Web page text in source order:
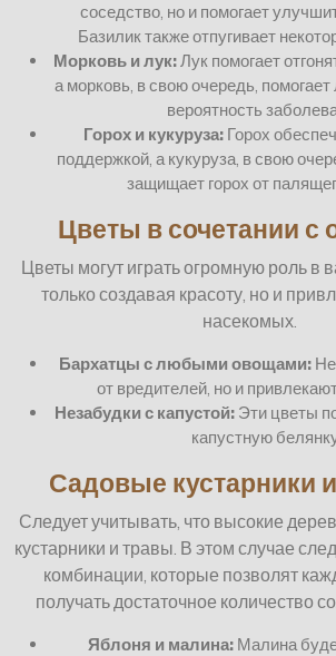
соседство, но и помогает
Базилик также отпугивает
Морковь и лук:Лук помогает
а морковь, в свою очередь,
вероятность
Горох и кукуруза:Горох
поддержкой, а кукуруза, в свою
защищает горох от
Цветы в сочетании с
Цветы могут играть огромную роль в
только создавая красоту, но и
насекомых.
Бархатцы с любыми овощами:Не
от вредителей, но и
Незабудки с капустой:Эти цветы
капустную
Садовые кустарники
Следует учитывать, что высокие
кустарники и травы. В этом случае
комбинации, которые позволят
получать достаточное количество
Яблоня и малина:Малина